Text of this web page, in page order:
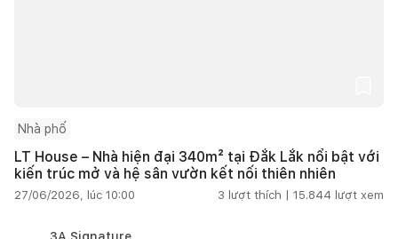
Nhà phố
LT House – Nhà hiện đại 340m² tại Đắk Lắk nổi bật với
kiến trúc mở và hệ sân vườn kết nối thiên nhiên
27/06/2026, lúc 10:00 3 lượt thích | 15.844 lượt xem